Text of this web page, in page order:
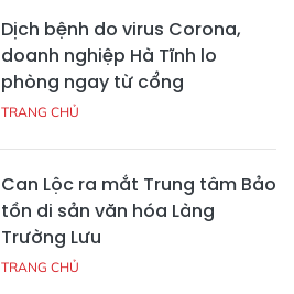
Dịch bệnh do virus Corona,
doanh nghiệp Hà Tĩnh lo
phòng ngay từ cổng
TRANG CHỦ
Can Lộc ra mắt Trung tâm Bảo
tồn di sản văn hóa Làng
Trường Lưu
TRANG CHỦ